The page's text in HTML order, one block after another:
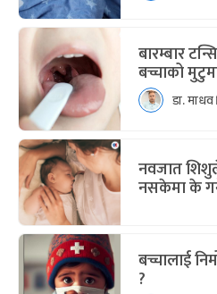
बारम्बार
बच्चाको
डा. माधव
नवजात
नसकेमा के
बच्चालाई
?